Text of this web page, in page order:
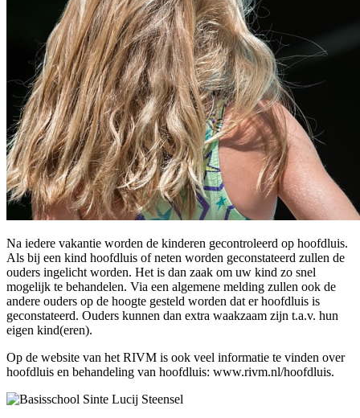
Na iedere vakantie worden de kinderen gecontroleerd op hoofdluis.
Als bij een kind hoofdluis of neten worden geconstateerd zullen de
ouders ingelicht worden. Het is dan zaak om uw kind zo snel
mogelijk te behandelen. Via een algemene melding zullen ook de
andere ouders op de hoogte gesteld worden dat er hoofdluis is
geconstateerd. Ouders kunnen dan extra waakzaam zijn t.a.v. hun
eigen kind(eren).
Op de website van het RIVM is ook veel informatie te vinden over
hoofdluis en behandeling van hoofdluis: www.rivm.nl/hoofdluis.